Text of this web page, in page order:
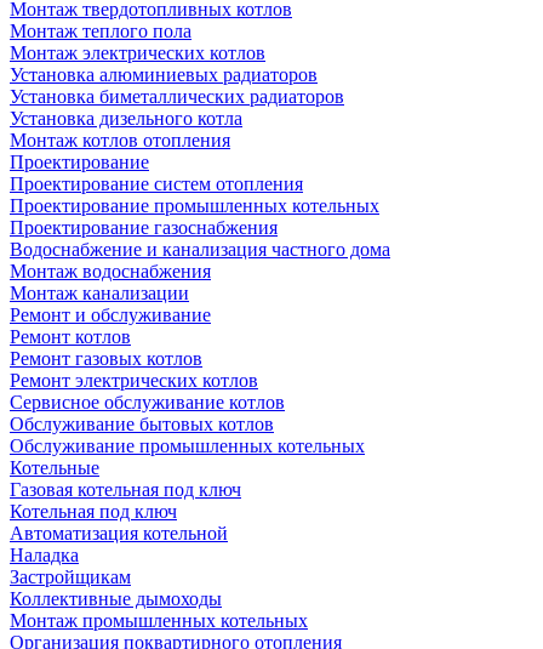
Монтаж твердотопливных котлов
Монтаж теплого пола
Монтаж электрических котлов
Установка алюминиевых радиаторов
Установка биметаллических радиаторов
Установка дизельного котла
Монтаж котлов отопления
Проектирование
Проектирование систем отопления
Проектирование промышленных котельных
Проектирование газоснабжения
Водоснабжение и канализация частного дома
Монтаж водоснабжения
Монтаж канализации
Ремонт и обслуживание
Ремонт котлов
Ремонт газовых котлов
Ремонт электрических котлов
Сервисное обслуживание котлов
Обслуживание бытовых котлов
Обслуживание промышленных котельных
Котельные
Газовая котельная под ключ
Котельная под ключ
Автоматизация котельной
Наладка
Застройщикам
Коллективные дымоходы
Монтаж промышленных котельных
Организация поквартирного отопления